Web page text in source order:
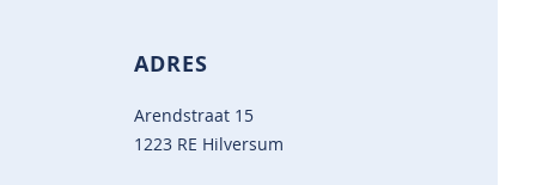
ADRES
Arendstraat 15
1223 RE Hilversum